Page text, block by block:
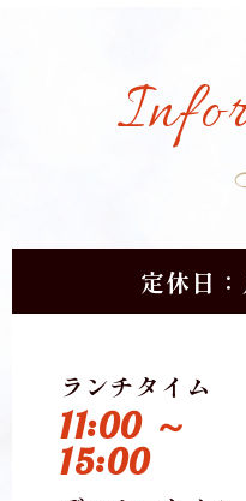
定休日
ランチタイム
11:00 ～
15:00